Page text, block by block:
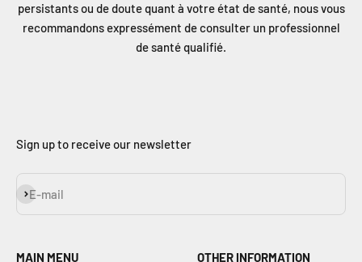
persistants ou de doute quant à votre état de santé, nous vous
recommandons expressément de consulter un professionnel
de santé qualifié.
Sign up to receive our newsletter
E-mail
Subscribe
MAIN MENU OTHER INFORMATION